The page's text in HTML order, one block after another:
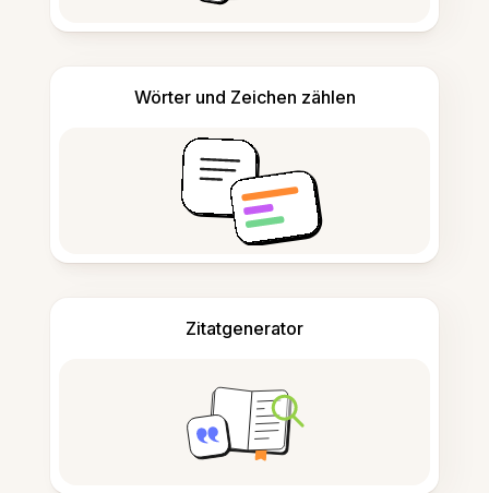
Wörter und Zeichen zählen
Zitatgenerator